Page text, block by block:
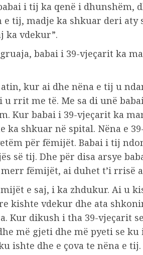
i tij ka qenë i dhunshëm,
tij, madje ka shkuar deri aty
ka vdekur”.
babai i 39-vjeçarit ka
kur ai dhe nëna e tij u
u rrit me të. Me sa di unë
Kur babai i 39-vjeçarit ka
ka shkuar në spital. Nëna e
për fëmijët. Babai i tij
së tij. Dhe për disa arsye
fëmijët, ai duhet t’i rrisë
e saj, i ka zhdukur. Ai u
kishte vdekur dhe ata
Kur dikush i tha 39-vjeçarit
më gjeti dhe më pyeti se ku
ishte dhe e çova te nëna e